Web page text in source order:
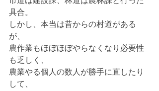
具合。
しかし、本当は昔からの村道がある
が、
農作業もほぼほぼやらなくなり必要性
も乏しく、
農業やる個人の数人が勝手に直したり
して、